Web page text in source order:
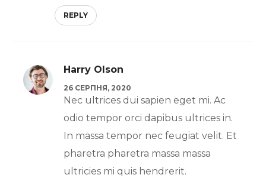
REPLY
Harry Olson
26 СЕРПНЯ, 2020
Nec ultrices dui sapien eget mi. Ac
odio tempor orci dapibus ultrices in.
In massa tempor nec feugiat velit. Et
pharetra pharetra massa massa
ultricies mi quis hendrerit.